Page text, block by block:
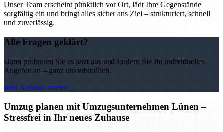
Unser Team erscheint pünktlich vor Ort, lädt Ihre Gegenstände
sorgfältig ein und bringt alles sicher ans Ziel – strukturiert, schnell
und zuverlässig.
Alle Fragen geklärt?
Dann probieren Sie es jetzt aus und fordern Sie Ihr individuelles
Angebot an – ganz unverbindlich.
Jetzt Anfrage starten
Umzug planen mit Umzugsunternehmen Lünen –
Stressfrei in Ihr neues Zuhause